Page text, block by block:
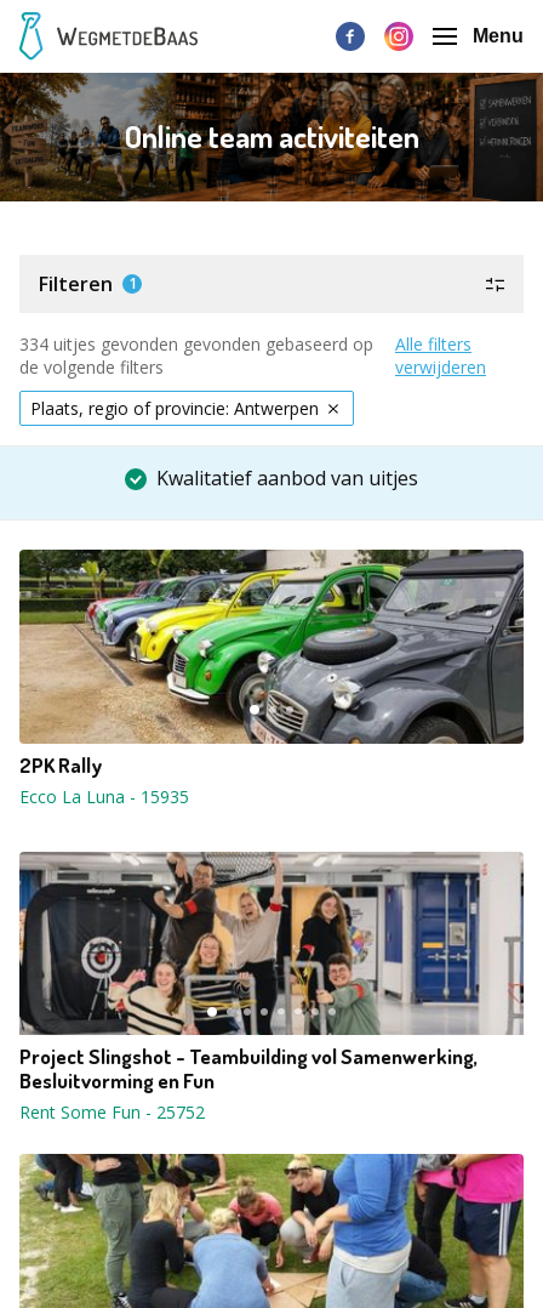
Menu
Online team activiteiten
Filteren 1
334 uitjes gevonden gevonden gebaseerd op
de volgende filters
Alle filters
verwijderen
Plaats, regio of provincie: Antwerpen
Kwalitatief aanbod van uitjes
2PK Rally
Ecco La Luna - 15935
Project Slingshot - Teambuilding vol Samenwerking,
Besluitvorming en Fun
Rent Some Fun - 25752